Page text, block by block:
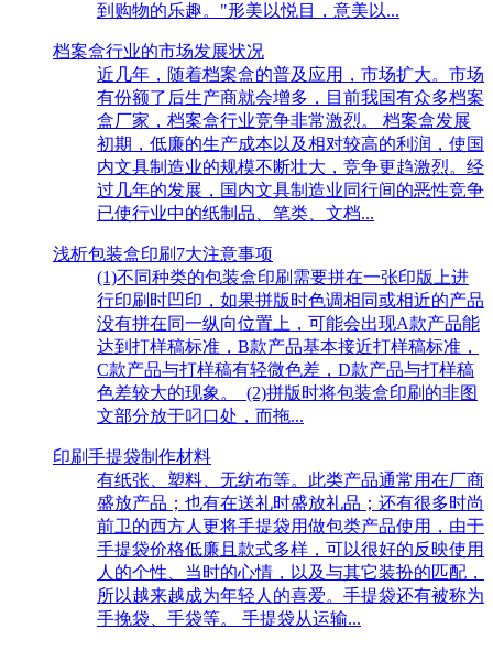
到购物的乐趣。"形美以悦目，意美以...
档案盒行业的市场发展状况
近几年，随着档案盒的普及应用，市场扩大。市场
有份额了后生产商就会增多，目前我国有众多档案
盒厂家，档案盒行业竞争非常激烈。 档案盒发展
初期，低廉的生产成本以及相对较高的利润，使国
内文具制造业的规模不断壮大，竞争更趋激烈。经
过几年的发展，国内文具制造业同行间的恶性竞争
已使行业中的纸制品、笔类、文档...
浅析包装盒印刷7大注意事项
(1)不同种类的包装盒印刷需要拼在一张印版上进
行印刷时凹印，如果拼版时色调相同或相近的产品
没有拼在同一纵向位置上，可能会出现A款产品能
达到打样稿标准，B款产品基本接近打样稿标准，
C款产品与打样稿有轻微色差，D款产品与打样稿
色差较大的现象。 (2)拼版时将包装盒印刷的非图
文部分放于叼口处，而拖...
印刷手提袋制作材料
有纸张、塑料、无纺布等。此类产品通常用在厂商
盛放产品；也有在送礼时盛放礼品；还有很多时尚
前卫的西方人更将手提袋用做包类产品使用，由于
手提袋价格低廉且款式多样，可以很好的反映使用
人的个性、当时的心情，以及与其它装扮的匹配，
所以越来越成为年轻人的喜爱。手提袋还有被称为
手挽袋、手袋等。 手提袋从运输...